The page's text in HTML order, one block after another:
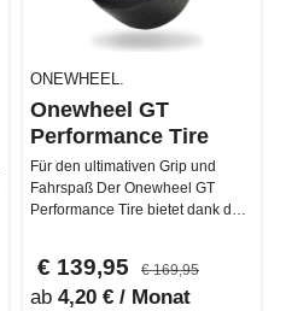
ONEWHEEL.
Onewheel GT
Performance Tire
Für den ultimativen Grip und
Fahrspaß Der Onewheel GT
Performance Tire bietet dank der
€ 139,95 € 169,95
ab 4,20 € / Monat